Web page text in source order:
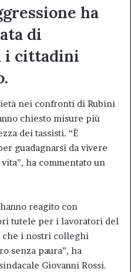
ha
di
i cittadini
nei confronti di Rubini
chiesto misure più
dei tassisti. “È
guadagnarsi da vivere
ha commentato un
reagito con
tutele per i lavoratori del
che i nostri colleghi
senza paura”, ha
Giovanni Rossi.